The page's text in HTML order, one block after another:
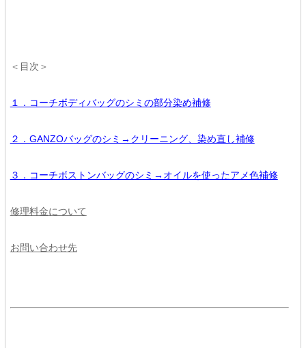
＜目次＞
１．コーチボディバッグのシミの部分染め補修
２．GANZOバッグのシミ→クリーニング、染め直し補修
３．コーチボストンバッグのシミ→オイルを使ったアメ色補修
修理料金について
お問い合わせ先